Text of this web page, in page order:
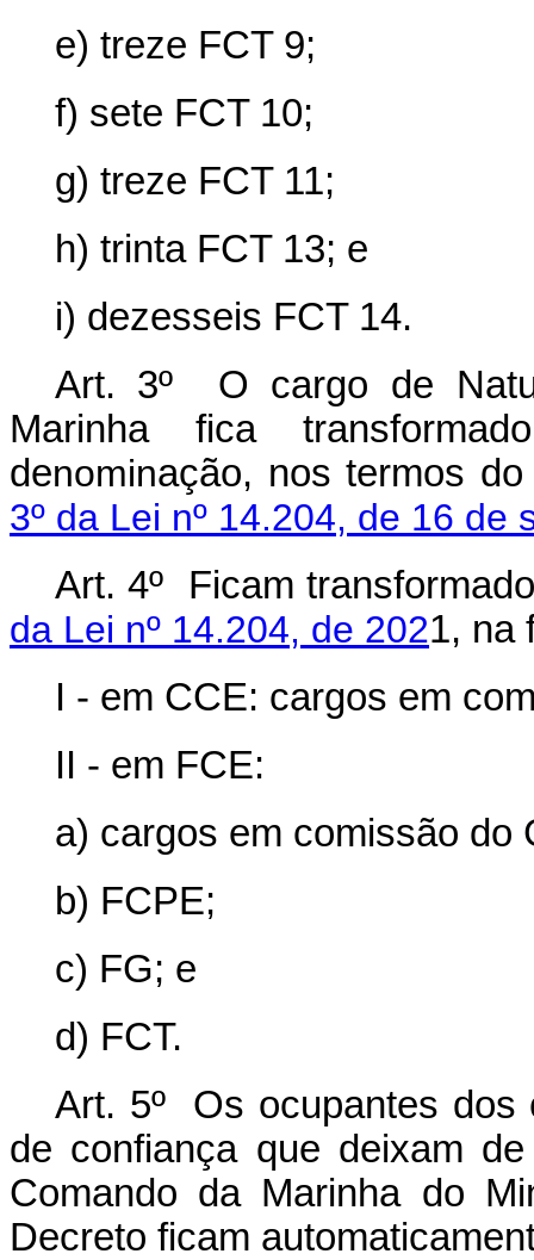
e) treze FCT 9;
f) sete FCT 10;
g) treze FCT 11;
h) trinta FCT 13; e
i) dezesseis FCT 14.
Art. 3º O cargo de
Marinha fica
denominação, nos termos
3º da Lei nº 14.204, de 16 de
Art. 4º Ficam
da Lei nº 14.204, de 2021, na
I - em CCE: cargos em
II - em FCE:
a) cargos em comissão do
b) FCPE;
c) FG; e
d) FCT.
Art. 5º Os ocupantes dos
de confiança que deixam
Comando da Marinha do
Decreto ficam